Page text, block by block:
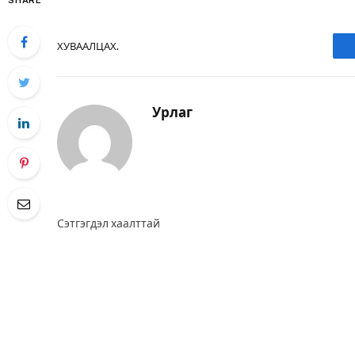
ХУВААЛЦАХ.
Урлаг
Сэтгэгдэл хаалттай